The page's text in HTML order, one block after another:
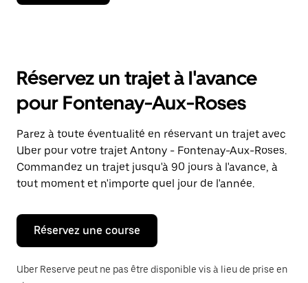
la
ouvrir
calendrier
et
sélectionner
une
date.
Appuyez
sur
la
Échap
pour
fermer
calendrier.
Réservez un trajet à l'avance
pour Fontenay-Aux-Roses
Parez à toute éventualité en réservant un trajet avec
Uber pour votre trajet Antony - Fontenay-Aux-Roses.
Commandez un trajet jusqu'à 90 jours à l'avance, à
tout moment et n'importe quel jour de l'année.
Réservez une course
Uber Reserve peut ne pas être disponible vis à lieu de prise en